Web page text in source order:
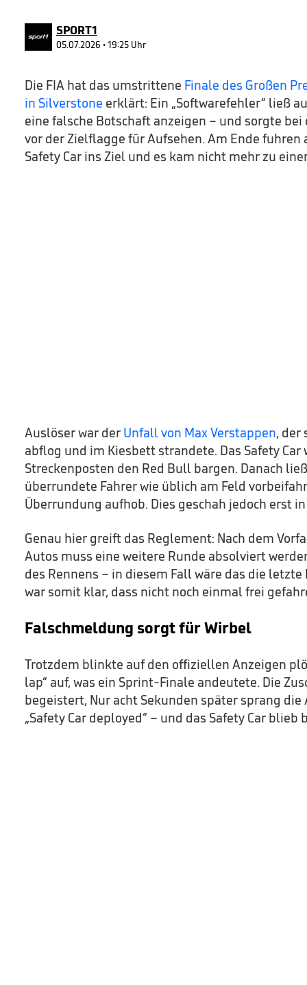
SPORT1
05.07.2026 • 19:25 Uhr
Die FIA hat das umstrittene Finale des Großen
in Silverstone erklärt: Ein „Softwarefehler“ ließ
eine falsche Botschaft anzeigen – und sorgte bei
vor der Zielflagge für Aufsehen. Am Ende
Safety Car ins Ziel und es kam nicht mehr zu
Auslöser war der Unfall von Max Verstappen, der
abflog und im Kiesbett strandete. Das Safety Car
Streckenposten den Red Bull bargen. Danach
überrundete Fahrer wie üblich am Feld
Überrundung aufhob. Dies geschah jedoch erst
Genau hier greift das Reglement: Nach dem
Autos muss eine weitere Runde absolviert
des Rennens – in diesem Fall wäre das die letzte
war somit klar, dass nicht noch einmal frei
Falschmeldung sorgt für Wirbel
Trotzdem blinkte auf den offiziellen Anzeigen
lap“ auf, was ein Sprint-Finale andeutete. Die
begeistert, Nur acht Sekunden später sprang die
„Safety Car deployed“ – und das Safety Car blieb